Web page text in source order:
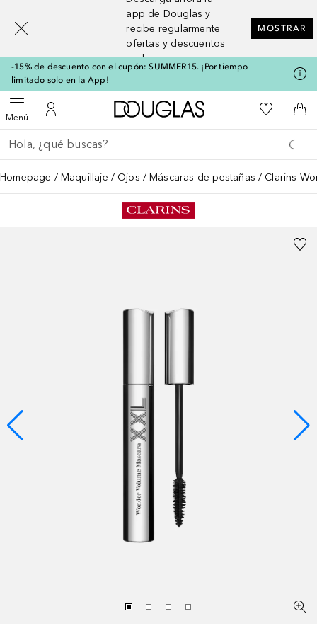
app de Douglas y
recibe regularmente
ofertas y descuentos
exclusivos
MOSTRAR
-15% de descuento con el cupón: SUMMER15. ¡Por tiempo
limitado solo en la App!
MenúAbrir menúMi cuenta
A Douglas HomeMi lista de
A
Regresar
Ejecutar búsqueda
Homepage Maquillaje Ojos Máscaras de pestañas Clarins
[navigation.slideout.screenreader]